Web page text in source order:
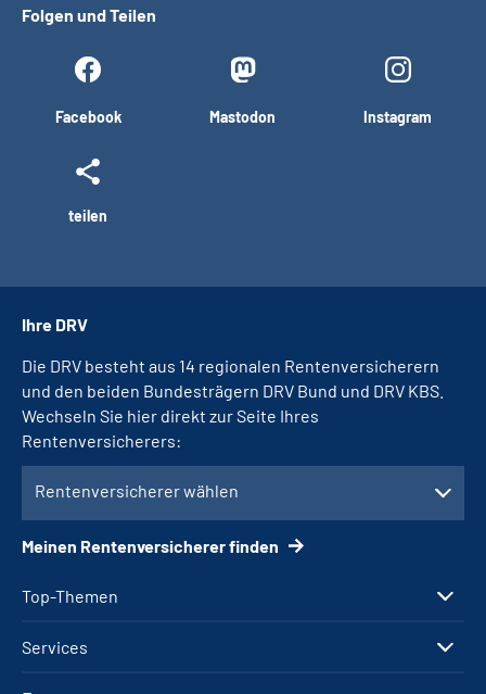
Folgen und Teilen
Facebook Mastodon Instagram
teilen
Top-Themen
Services
Ihre DRV
Die DRV besteht aus 14 regionalen Rentenversicherern
und den beiden Bundesträgern DRV Bund und DRV KBS.
Wechseln Sie hier direkt zur Seite Ihres
Rentenversicherers:
Rentenversicherer wählen
Meinen Rentenversicherer finden